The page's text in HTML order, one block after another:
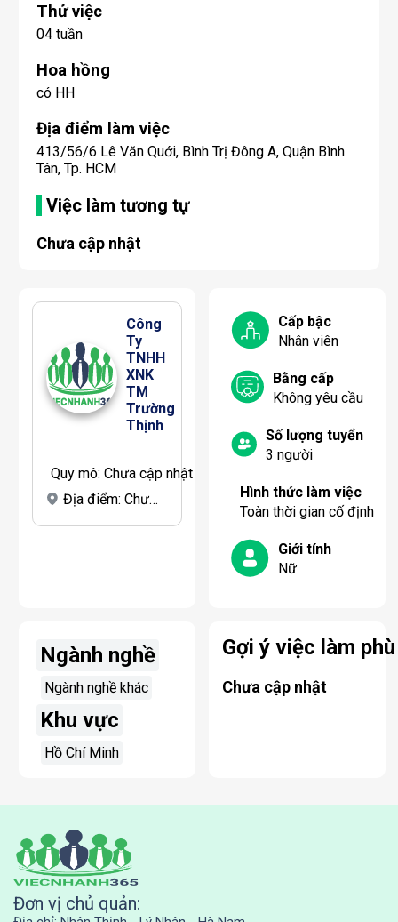
Thử việc
04 tuần
Hoa hồng
có HH
Địa điểm làm việc
413/56/6 Lê Văn Quới, Bình Trị Đông A, Quận Bình
Tân, Tp. HCM
Việc làm tương tự
Chưa cập nhật
Công
Ty
TNHH
XNK
TM
Trường
Thịnh
Quy mô:Chưa cập nhật
Địa điểm: Chưa cập nhật
Cấp bậc
Nhân viên
Bằng cấp
Không yêu cầu
Số lượng tuyển
3 người
Hình thức làm việc
Toàn thời gian cố định
Giới tính
Nữ
Ngành nghề
Ngành nghề khác
Khu vực
Hồ Chí Minh
Gợi ý việc làm
Chưa cập nhật
Đơn vị chủ quản: